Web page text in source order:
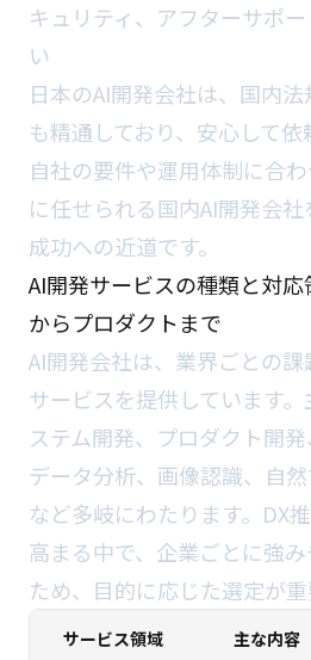
キュリティ、アフターサポ
い
日本のAI開発会社は、国内
も精通しており、安心して依
自社の要件や運用体制に合
に任せられる国内AI開発会社
成功への近道です。
AI開発サービスの種類と対
からプロダクトまで
AI開発会社は、業界ごとの
サービスを提供しています
ステム開発、プロダクト開発
データ分析、画像認識、自
など多岐にわたります。DX
高まる中で、企業ごとに強
ため、目的に応じた選定が重
サービス領域 主な内容